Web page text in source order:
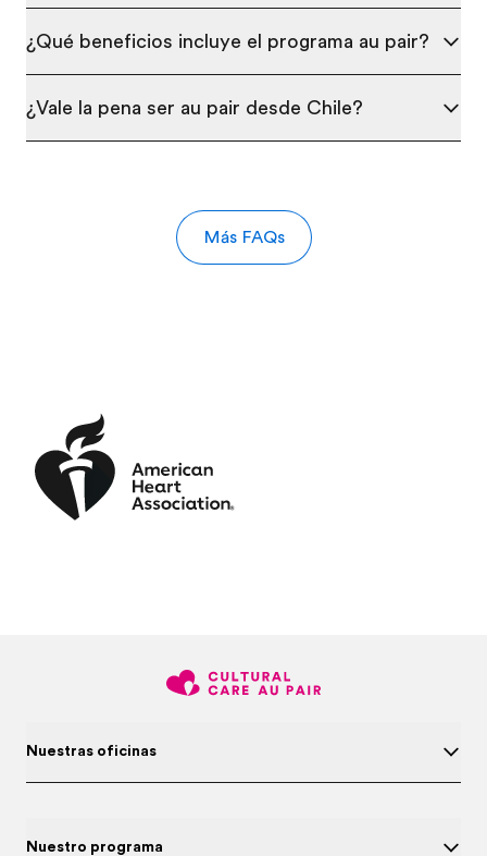
¿Qué beneficios incluye el programa au pair?
¿Vale la pena ser au pair desde Chile?
Más FAQs
Nuestras oficinas
Nuestro programa